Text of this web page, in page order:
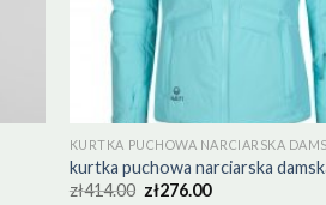
KURTKA PUCHOWA NARCIARSKA
kurtka puchowa narciarska
zł414.00 zł276.00